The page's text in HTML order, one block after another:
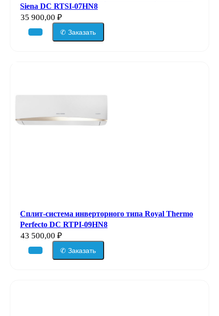
Siena DC RTSI-07HN8
35 900,00 ₽
✆ Заказать
Сплит-система инверторного типа Royal Thermo
Perfecto DC RTPI-09HN8
43 500,00 ₽
✆ Заказать